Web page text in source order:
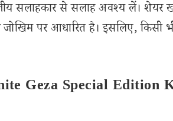
सलाहकार से सलाह अवश्य लें। शेयर
पर आधारित है। इसलिए, किसी भी
Geza Special Edition